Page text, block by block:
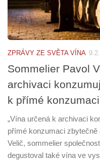
ZPRÁVY ZE SVĚTA VÍNA
Sommelier Pavol
archivaci
k přímé
„Vína určená k archivaci
přímé konzumaci zbytečně
Velič, sommelier
degustoval také vína ve